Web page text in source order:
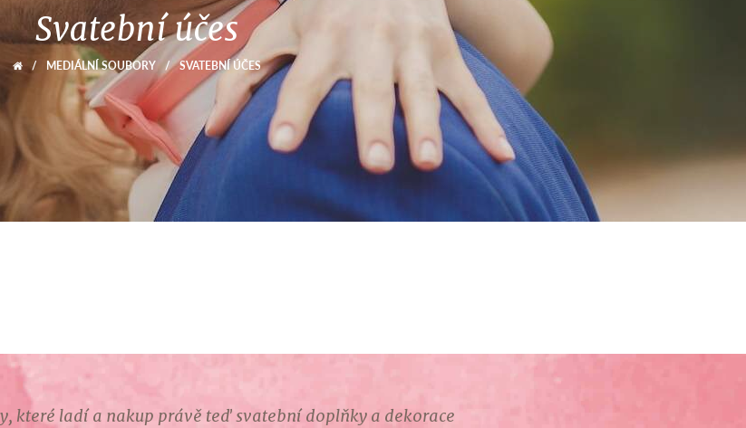
Svatební účes
/ MEDIÁLNÍ SOUBORY / SVATEBNÍ ÚČES
které ladí a nakup právě teď svatební doplňky a dekorace